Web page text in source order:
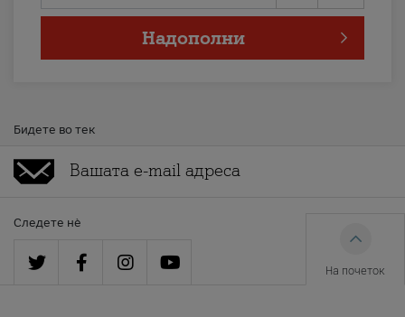
Надополни
Бидете во тек
Следете нè
На почеток